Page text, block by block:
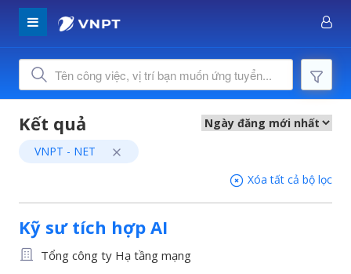
VNPT - NET
Xóa tất cả bộ lọc
Kỹ sư tích hợp AI
Tổng công ty Hạ tầng mạng